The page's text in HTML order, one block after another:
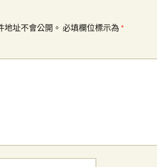
址不會公開。 必填欄位標示為 *